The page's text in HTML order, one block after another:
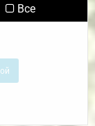
Все